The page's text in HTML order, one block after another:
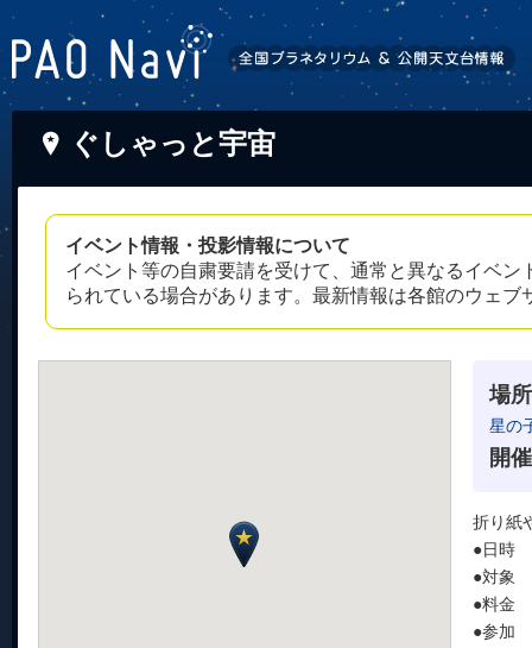
ぐしゃっと宇宙
イベント情報・投影情報について
イベント等の自粛要請を受けて、通常と異なるイベ
られている場合があります。最新情報は各館のウェ
場所
星の
開
折り紙
●日時
●対象
●料金
●参加